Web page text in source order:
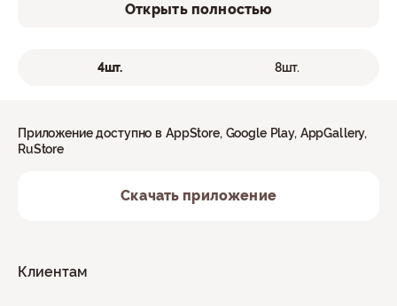
Открыть полностью
4шт. 8шт.
Клиентам
Приложение доступно в AppStore, Google Play, AppGallery,
RuStore
Скачать приложение